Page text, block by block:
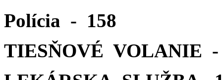
Polícia - 158
TIESŇOVÉ VOLANIE -